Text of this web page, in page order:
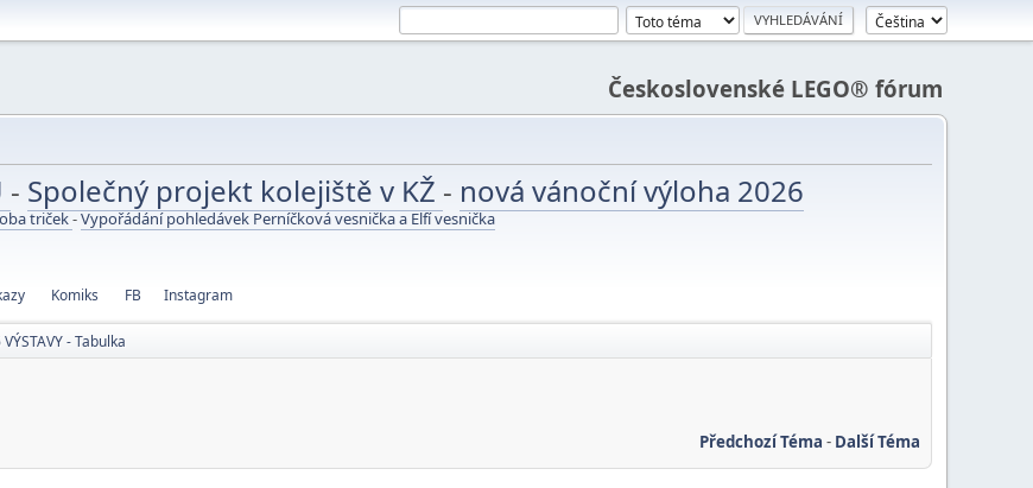
Československé LEGO® fórum
- Společný projekt kolejiště v KŽ - nová vánoční výloha 2026
triček-Vypořádání pohledávek Perníčková vesnička a Elfí vesnička
Komiks FB Instagram
- Tabulka
Předchozí Téma - Další Téma